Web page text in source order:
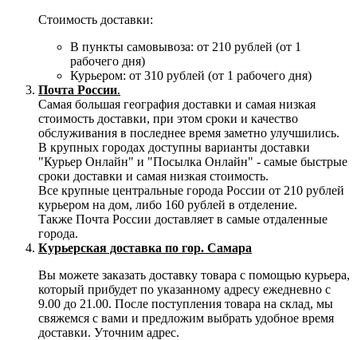
Стоимость доставки:
В пункты самовывоза: от 210 рублей (от 1
рабочего дня)
Курьером: от 310 рублей (от 1 рабочего дня)
Почта России.
Самая большая география доставки и самая низкая
стоимость доставки, при этом сроки и качество
обслуживания в последнее время заметно улучшились.
В крупных городах доступны варианты доставки
"Курьер Онлайн" и "Посылка Онлайн" - самые быстрые
сроки доставки и самая низкая стоимость.
Все крупные центральные города России от 210 рублей
курьером на дом, либо 160 рублей в отделение.
Также Почта России доставляет в самые отдаленные
города.
Курьерская доставка по гор. Самара
Вы можете заказать доставку товара с помощью курьера,
который прибудет по указанному адресу ежедневно с
9.00 до 21.00. После поступления товара на склад, мы
свяжемся с вами и предложим выбрать удобное время
доставки. Уточним адрес.